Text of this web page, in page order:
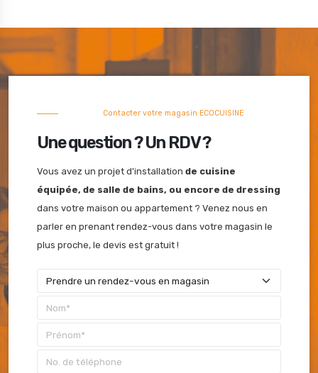
Contacter votre magasin ECOCUISINE
Une question ? Un RDV ?
Vous avez un projet d'installation de cuisine
équipée, de salle de bains, ou encore de dressing
dans votre maison ou appartement ? Venez nous en
parler en prenant rendez-vous dans votre magasin le
plus proche, le devis est gratuit !